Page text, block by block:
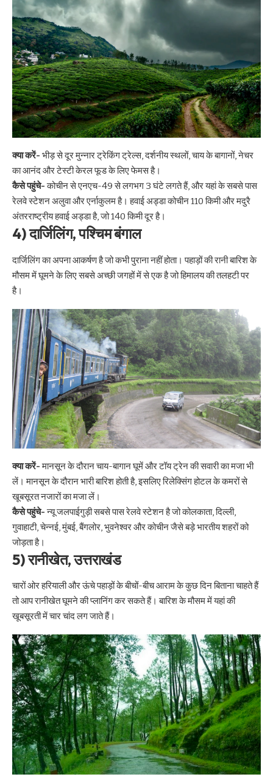
क्या करें- भीड़ से दूर मुन्नार ट्रेकिंग ट्रेल्स, दर्शनीय स्थलों, चाय के बागानों, नेचर
का आनंद और टेस्टी केरल फूड के लिए फेमस है।
कैसे पहुंचे-कोचीन से एनएच-49 से लगभग 3 घंटे लगते हैं, और यहां के सबसे पास
रेलवे स्टेशन अलुवा और एर्नाकुलम है। हवाई अड्डा कोचीन 110 किमी और मदुरै
अंतरराष्ट्रीय हवाई अड्डा है, जो 140 किमी दूर है।
4) दार्जिलिंग, पश्चिम बंगाल
दार्जिलिंग का अपना आकर्षण है जो कभी पुराना नहीं होता। पहाड़ों की रानी बारिश के
मौसम में घूमने के लिए सबसे अच्छी जगहों में से एक है जो हिमालय की तलहटी पर
है।
क्या करें-मानसून के दौरान चाय-बागान घूमें और टॉय ट्रेन की सवारी का मजा भी
लें। मानसून के दौरान भारी बारिश होती है, इसलिए रिलेक्सिंग होटल के कमरों से
खूबसूरत नजारों का मजा लें।
कैसे पहुंचे-न्यू जलपाईगुड़ी सबसे पास रेलवे स्टेशन है जो कोलकाता, दिल्ली,
गुवाहाटी, चेन्नई, मुंबई, बैंगलोर, भुवनेश्वर और कोचीन जैसे बड़े भारतीय शहरों को
जोड़ता है।
5) रानीखेत, उत्तराखंड
चारों ओर हरियाली और ऊंचे पहाड़ों के बीचों-बीच आराम के कुछ दिन बिताना चाहते हैं
तो आप रानीखेत घूमने की प्लानिंग कर सकते हैं। बारिश के मौसम में यहां की
खूबसूरती में चार चांद लग जाते हैं।